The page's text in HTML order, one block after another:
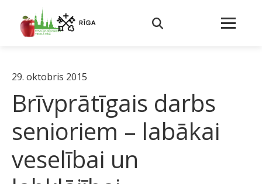
29. oktobris 2015
Brīvprātīgais darbs
senioriem – labākai
veselībai un